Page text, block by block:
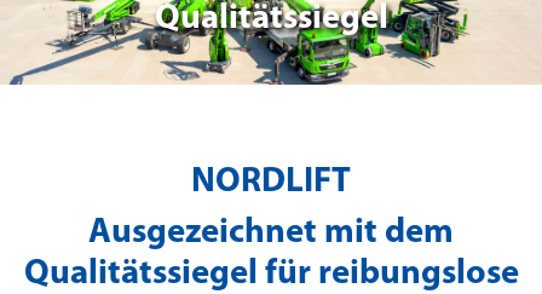
Qualitätssiegel
NORDLIFT
Ausgezeichnet mit dem
Qualitätssiegel für reibungslose